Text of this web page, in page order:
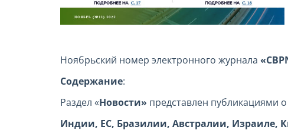
Ноябрьский номер электронного журнала «
Содержание:
Раздел «Новости» представлен публикациями
Индии, ЕС, Бразилии, Австралии, Израиле,